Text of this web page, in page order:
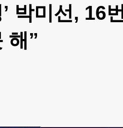
박미선, 16
해”